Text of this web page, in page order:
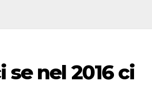
nel 2016 ci